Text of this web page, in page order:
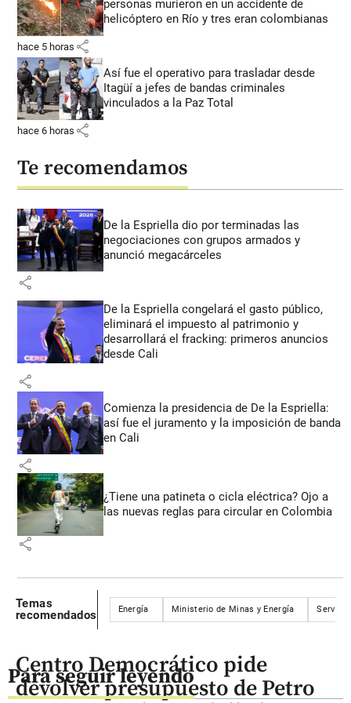
personas murieron en un accidente de
helicóptero en Río y tres eran colombianas
hace 5 horas share
Así fue el operativo para trasladar desde
Itagüí a jefes de bandas criminales
vinculados a la Paz Total
hace 6 horas share
Te recomendamos
De la Espriella dio por terminadas las
negociaciones con grupos armados y
anunció megacárceles
share
De la Espriella congelará el gasto público,
eliminará el impuesto al patrimonio y
desarrollará el fracking: primeros anuncios
desde Cali
share
Comienza la presidencia de De la Espriella:
así fue el juramento y la imposición de banda
en Cali
share
¿Tiene una patineta o cicla eléctrica? Ojo a
las nuevas reglas para circular en Colombia
share
Temas
recomendados
Energía Ministerio de Minas y Energía
Para seguir leyendo
Centro Democrático pide
devolver presupuesto de Petro